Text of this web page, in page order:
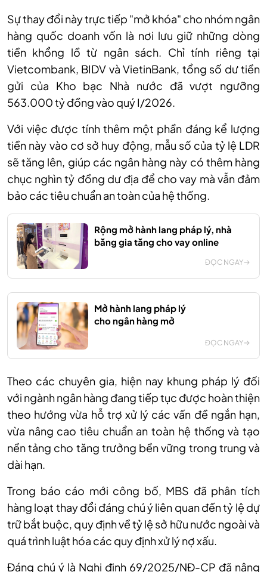
Sự thay đổi này trực tiếp "mở khóa" cho nhóm ngân
hàng quốc doanh vốn là nơi lưu giữ những dòng
tiền khổng lồ từ ngân sách. Chỉ tính riêng tại
Vietcombank, BIDV và VietinBank, tổng số dư tiền
gửi của Kho bạc Nhà nước đã vượt ngưỡng
563.000 tỷ đồng vào quý I/2026.
Với việc được tính thêm một phần đáng kể lượng
tiền này vào cơ sở huy động, mẫu số của tỷ lệ LDR
sẽ tăng lên, giúp các ngân hàng này có thêm hàng
chục nghìn tỷ đồng dư địa để cho vay mà vẫn đảm
bảo các tiêu chuẩn an toàn của hệ thống.
Rộng mở hành lang pháp lý, nhà
băng gia tăng cho vay online
ĐỌC NGAY
Mở hành lang pháp lý
cho ngân hàng mở
ĐỌC NGAY
Theo các chuyên gia, hiện nay khung pháp lý đối
với ngành ngân hàng đang tiếp tục được hoàn thiện
theo hướng vừa hỗ trợ xử lý các vấn đề ngắn hạn,
vừa nâng cao tiêu chuẩn an toàn hệ thống và tạo
nền tảng cho tăng trưởng bền vững trong trung và
dài hạn.
Trong báo cáo mới công bố, MBS đã phân tích
hàng loạt thay đổi đáng chú ý liên quan đến tỷ lệ dự
trữ bắt buộc, quy định về tỷ lệ sở hữu nước ngoài và
quá trình luật hóa các quy định xử lý nợ xấu.
Đáng chú ý là Nghị định 69/2025/NĐ-CP đã nâng